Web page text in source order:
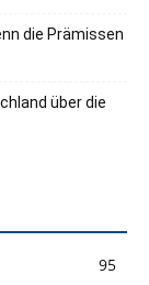
die Prämissen
über die
95